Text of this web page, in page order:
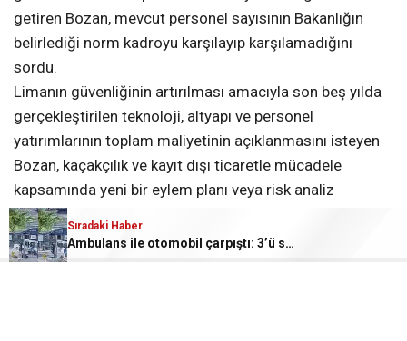
Sıradaki Haber
Ambulans ile otomobil çarpıştı: 3’ü sağlık çalışanı 5 yaralı
getiren Bozan, mevcut personel sayısının Bakanlığın
belirlediği norm kadroyu karşılayıp karşılamadığını
sordu.
Limanın güvenliğinin artırılması amacıyla son beş yılda
gerçekleştirilen teknoloji, altyapı ve personel
yatırımlarının toplam maliyetinin açıklanmasını isteyen
Bozan, kaçakçılık ve kayıt dışı ticaretle mücadele
kapsamında yeni bir eylem planı veya risk analiz
çalışması yürütülüp yürütülmediğini de Bakan Bolat’a
yöneltti.
Bozan, Mersin Limanı gibi stratejik bir ticaret